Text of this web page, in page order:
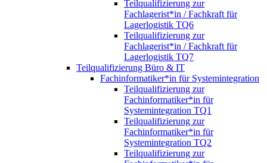
Teilqualifizierung zur
Fachlagerist*in / Fachkraft für
Lagerlogistik TQ6
Teilqualifizierung zur
Fachlagerist*in / Fachkraft für
Lagerlogistik TQ7
Teilqualifizierung Büro & IT
Fachinformatiker*in für Systemintegration
Teilqualifizierung zur
Fachinformatiker*in für
Systemintegration TQ1
Teilqualifizierung zur
Fachinformatiker*in für
Systemintegration TQ2
Teilqualifizierung zur